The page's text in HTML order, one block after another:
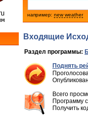
например: new weather
Входящие
Раздел программы:
Поднять
Всего
Программу
Получить